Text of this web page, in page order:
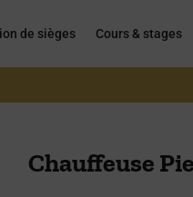
de sièges Cours & stages
Chauffeuse